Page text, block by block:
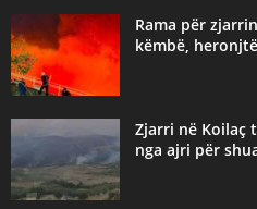
Rama për
këmbë,
Zjarri në Koilaç
nga ajri për